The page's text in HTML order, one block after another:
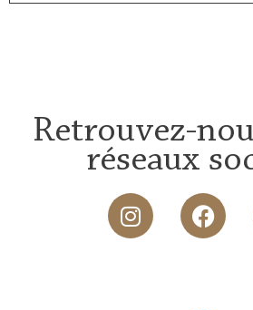
Retrouvez-
réseaux